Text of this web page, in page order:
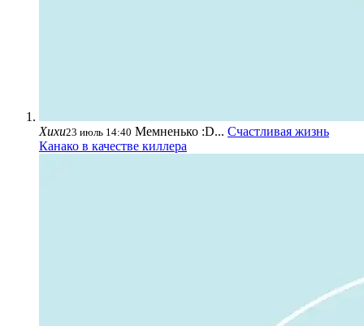
Хихи23 июль 14:40 Мемненько :D... Счастливая жизнь
Канако в качестве киллера